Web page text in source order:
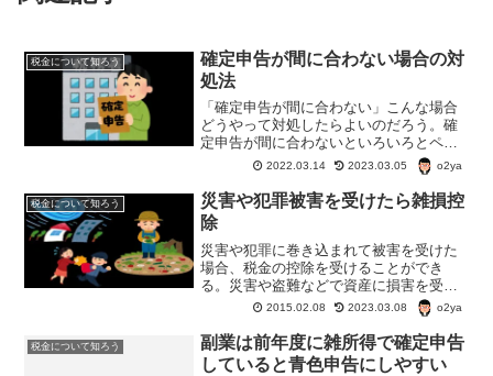
税金について知ろう
確定申告が間に合わない場合の対
処法
「確定申告が間に合わない」こんな場合
どうやって対処したらよいのだろう。確
定申告が間に合わないといろいろとペナ
ルティがある。できれば何が何でも間に
合わせたいが、どうしても間に合わない
場合はどうする？
2022.03.14 2023.03.05 o2ya
税金について知ろう
災害や犯罪被害を受けたら雑損控
除
災害や犯罪に巻き込まれて被害を受けた
場合、税金の控除を受けることができ
る。災害や盗難などで資産に損害を受け
たときの所得税の控除を雑損控除とい
う。では、雑損控除とはどんなもの？
2015.02.08 2023.03.08 o2ya
税金について知ろう
副業は前年度に雑所得で確定申告
していると青色申告にしやすい